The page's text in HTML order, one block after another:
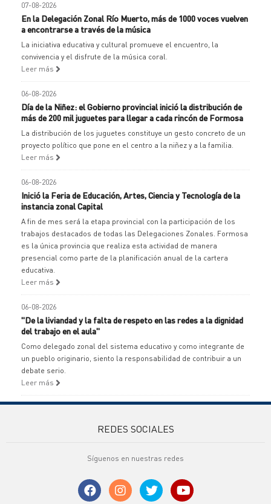
07-08-2026
En la Delegación Zonal Río Muerto, más de 1000 voces vuelven
a encontrarse a través de la música
La iniciativa educativa y cultural promueve el encuentro, la
convivencia y el disfrute de la música coral.
Leer más
06-08-2026
Día de la Niñez: el Gobierno provincial inició la distribución de
más de 200 mil juguetes para llegar a cada rincón de Formosa
La distribución de los juguetes constituye un gesto concreto de un
proyecto político que pone en el centro a la niñez y a la familia.
Leer más
06-08-2026
Inició la Feria de Educación, Artes, Ciencia y Tecnología de la
instancia zonal Capital
A fin de mes será la etapa provincial con la participación de los
trabajos destacados de todas las Delegaciones Zonales. Formosa
es la única provincia que realiza esta actividad de manera
presencial como parte de la planificación anual de la cartera
educativa.
Leer más
06-08-2026
"De la liviandad y la falta de respeto en las redes a la dignidad
del trabajo en el aula"
Como delegado zonal del sistema educativo y como integrante de
un pueblo originario, siento la responsabilidad de contribuir a un
debate serio.
Leer más
REDES SOCIALES
Síguenos en nuestras redes